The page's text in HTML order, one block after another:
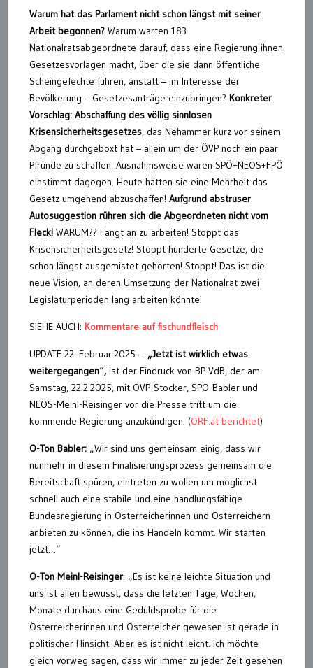
Warum hat das Parlament nicht schon längst mit seiner
Arbeit begonnen? Warum warten 183
Nationalratsabgeordnete darauf, dass eine Regierung ihnen
Gesetzesvorlagen macht, über die sie dann öffentliche
Scheingefechte führen, anstatt – im Interesse der
Bevölkerung – Gesetzesanträge einzubringen? Konkreter
Vorschlag: Abschaffung des völlig sinnlosen
Krisensicherheitsgesetzes, das Nehammer kurz vor seinem
Abgang durchgeboxt hat – allein um der ÖVP noch ein paar
Pfründe zu schaffen. Ausnahmsweise waren SPÖ+NEOS+FPÖ
einstimmt dagegen. Heute hätten sie eine Mehrheit das
Gesetz umgehend abzuschaffen! Aufgrund abstruser
Autosuggestion rühren sich die Abgeordneten nicht vom
Fleck! WARUM?? Fangt an zu arbeiten! Stoppt das
Krisensicherheitsgesetz! Stoppt hunderte Gesetze, die
schon längst ausgemistet gehörten! Stoppt! Das ist die
neue Vision, an deren Umsetzung der Nationalrat zwei
Legislaturperioden lang arbeiten könnte!
SIEHE AUCH: Kommentare auf fischundfleisch
UPDATE 22. Februar.2025 – „Jetzt ist wirklich etwas
weitergegangen“,ist der Eindruck von BP VdB, der am
Samstag, 22.2.2025, mit ÖVP-Stocker, SPÖ-Babler und
NEOS-Meinl-Reisinger vor die Presse tritt um die
kommende Regierung anzukündigen. (ORF.at berichtet)
O-Ton Babler: „Wir sind uns gemeinsam einig, dass wir
nunmehr in diesem Finalisierungsprozess gemeinsam die
Bereitschaft spüren, eintreten zu wollen um möglichst
schnell auch eine stabile und eine handlungsfähige
Bundesregierung in Österreicherinnen und Österreichern
anbieten zu können, die ins Handeln kommt. Wir starten
jetzt…“
O-Ton Meinl-Reisinger: „Es ist keine leichte Situation und
uns ist allen bewusst, dass die letzten Tage, Wochen,
Monate durchaus eine Geduldsprobe für die
Österreicherinnen und Österreicher gewesen ist gerade in
politischer Hinsicht. Aber es ist nicht leicht. Ich möchte
gleich vorweg sagen, dass wir immer zu jeder Zeit gesehen